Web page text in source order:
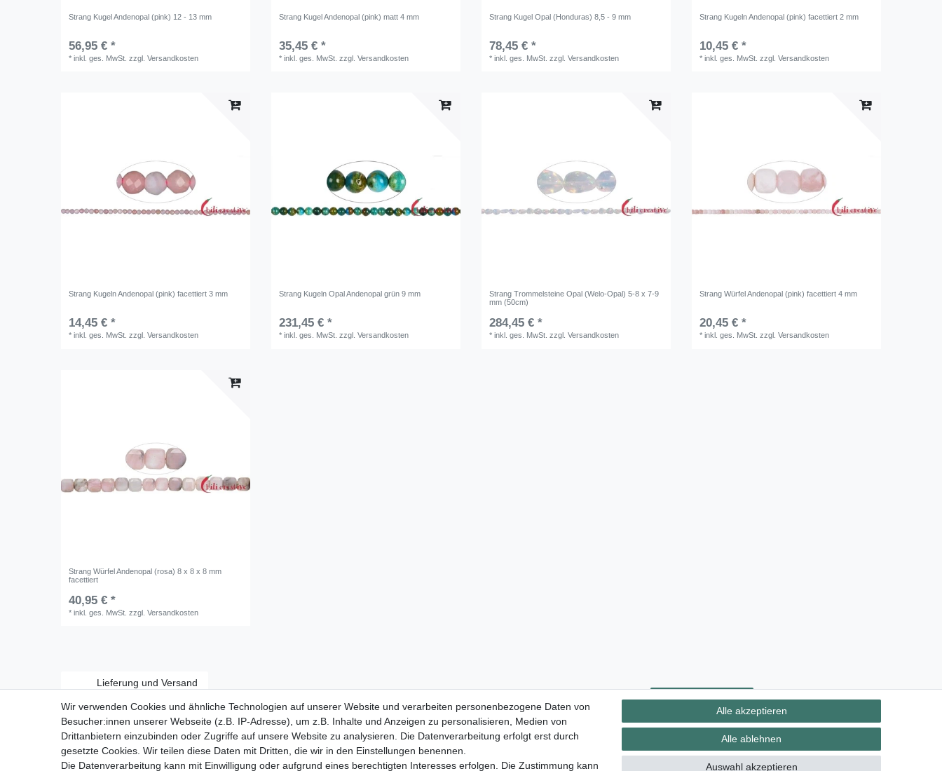
Strang Kugel Andenopal (pink) 12 - 13 mm
56,95 € *
*inkl. ges. MwSt. zzgl.Versandkosten
Strang Kugel Andenopal (pink) matt 4 mm
35,45 € *
*inkl. ges. MwSt. zzgl.Versandkosten
Strang Kugel Opal (Honduras) 8,5 - 9 mm
78,45 € *
*inkl. ges. MwSt. zzgl.Versandkosten
Strang Kugeln Andenopal (pink) facettiert 2 mm
10,45 € *
*inkl. ges. MwSt. zzgl.Versandkosten
Strang Kugeln Andenopal (pink) facettiert 3 mm
14,45 € *
*inkl. ges. MwSt. zzgl.Versandkosten
Strang Kugeln Opal Andenopal grün 9 mm
231,45 € *
*inkl. ges. MwSt. zzgl.Versandkosten
Strang Trommelsteine Opal (Welo-Opal) 5-8 x 7-9
mm (50cm)
284,45 € *
*inkl. ges. MwSt. zzgl.Versandkosten
Strang Würfel Andenopal (pink) facettiert 4 mm
20,45 € *
*inkl. ges. MwSt. zzgl.Versandkosten
Strang Würfel Andenopal (rosa) 8 x 8 x 8 mm
facettiert
40,95 € *
*inkl. ges. MwSt. zzgl.Versandkosten
Lieferung und Versand
Widerrufs­recht Vertrag widerrufen Kontakt
Zahlungsarten:
Wir verwenden Cookies und ähnliche Technologien auf unserer Website und verarbeiten personenbezogene Daten von
Besucher:innen unserer Webseite (z.B. IP-Adresse), um z.B. Inhalte und Anzeigen zu personalisieren, Medien von
Drittanbietern einzubinden oder Zugriffe auf unsere Website zu analysieren. Die Datenverarbeitung erfolgt erst durch
gesetzte Cookies. Wir teilen diese Daten mit Dritten, die wir in den Einstellungen benennen.
Die Datenverarbeitung kann mit Einwilligung oder aufgrund eines berechtigten Interesses erfolgen. Die Zustimmung kann
Alle akzeptieren
Alle ablehnen
Auswahl akzeptieren